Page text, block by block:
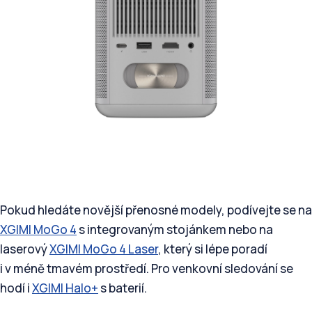
Pokud hledáte novější přenosné modely, podívejte se na
XGIMI MoGo 4s integrovaným stojánkem nebo na
laserovýXGIMI MoGo 4 Laser, který si lépe poradí
i v méně tmavém prostředí. Pro venkovní sledování se
hodí iXGIMI Halo+s baterií.